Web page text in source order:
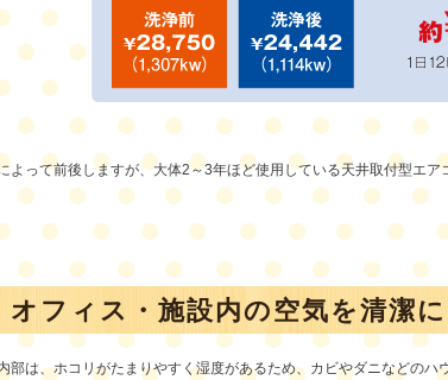
よって前後しますが、大体2～3年ほど使用している天井取付型エ
オフィス・施設内の空気を清潔に
部は、ホコリがたまりやすく湿度があるため、カビやダニなどのハ